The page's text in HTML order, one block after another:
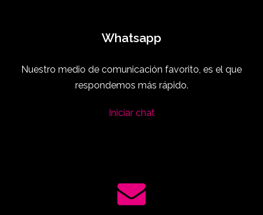
Whatsapp
Nuestro medio de comunicación favorito, es el que
respondemos más rápido.
Iniciar chat